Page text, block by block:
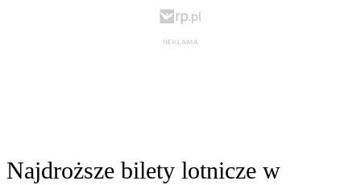
Najdroższe bilety lotnicze w